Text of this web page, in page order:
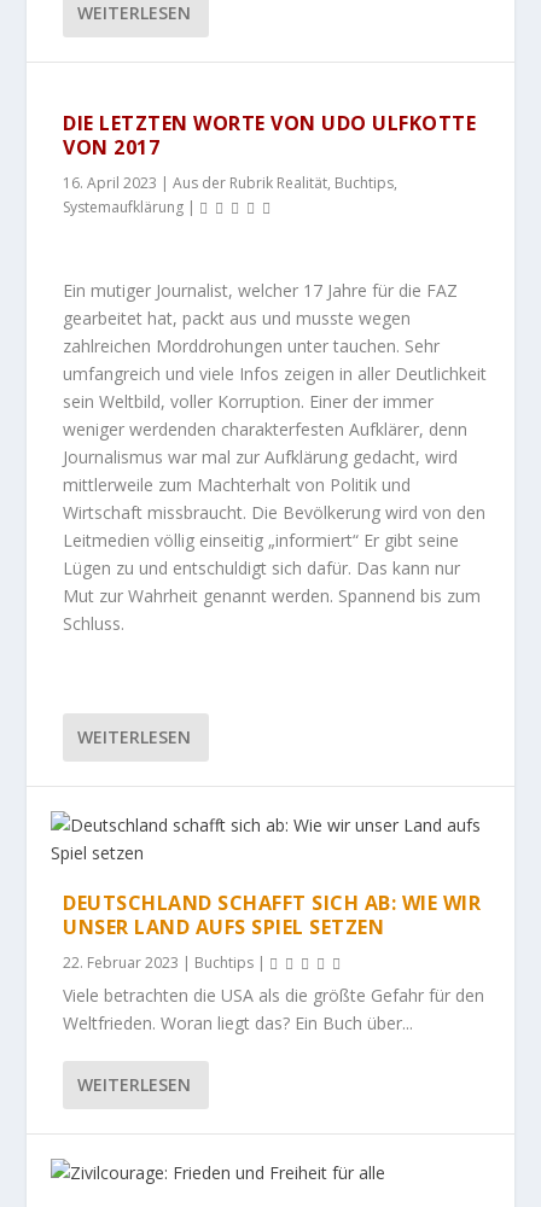
WEITERLESEN
DIE LETZTEN WORTE VON UDO ULFKOTTE
VON 2017
16. April 2023 |Aus der Rubrik Realität, Buchtips,
Systemaufklärung |
Ein mutiger Journalist, welcher 17 Jahre für die FAZ
gearbeitet hat, packt aus und musste wegen
zahlreichen Morddrohungen unter tauchen. Sehr
umfangreich und viele Infos zeigen in aller Deutlichkeit
sein Weltbild, voller Korruption. Einer der immer
weniger werdenden charakterfesten Aufklärer, denn
Journalismus war mal zur Aufklärung gedacht, wird
mittlerweile zum Machterhalt von Politik und
Wirtschaft missbraucht. Die Bevölkerung wird von den
Leitmedien völlig einseitig „informiert“ Er gibt seine
Lügen zu und entschuldigt sich dafür. Das kann nur
Mut zur Wahrheit genannt werden. Spannend bis zum
Schluss.
WEITERLESEN
DEUTSCHLAND SCHAFFT SICH AB: WIE WIR
UNSER LAND AUFS SPIEL SETZEN
22. Februar 2023 | Buchtips |
Viele betrachten die USA als die größte Gefahr für den
Weltfrieden. Woran liegt das? Ein Buch über...
WEITERLESEN